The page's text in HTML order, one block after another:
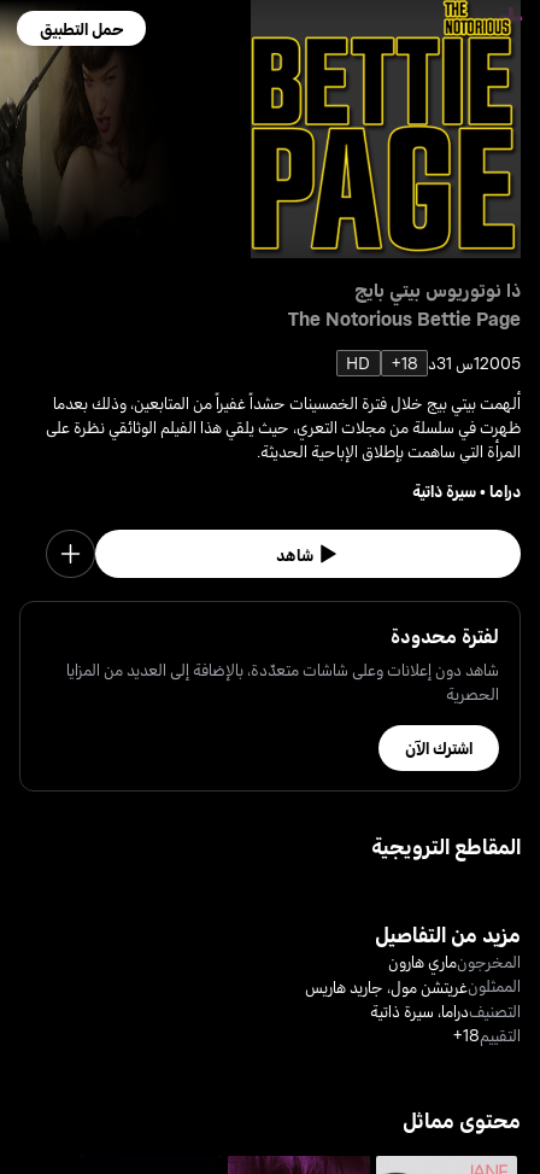
حمل التطبيق
ذا نوتوريوس بيتي بايج
The Notorious Bettie Page
20051س 31د 18+
HD
ألهمت بيتي بيج خلال فترة الخمسينات حشداً غفيراً من المتابعين، وذلك بعدما
ظهرت في سلسلة من مجلات التعري، حيث يلقي هذا الفيلم الوثائقي نظرة على
المرأة التي ساهمت بإطلاق الإباحية الحديثة.
دراما•سيرة ذاتية
شاهد
لفترة محدودة
شاهد دون إعلانات وعلى شاشات متعدّدة، بالإضافة إلى العديد من المزايا
الحصرية
اشترك الآن
المقاطع الترويجية
مزيد من التفاصيل
المخرجونماري هارون
الممثلونغريتشن مول، جاريد هاريس
التصنيفدراما، سيرة ذاتية
التقييم18+
محتوى مماثل